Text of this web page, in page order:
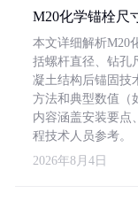
M20化学锚栓尺
本文详细解析M20
括螺杆直径、钻孔
凝土结构后锚固技
方法和典型数值（
内容涵盖安装要点
程技术人员参考。
2026年8月4日